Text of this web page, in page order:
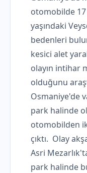
otomobilde 17
yaşındaki
bedenleri
kesici alet
olayın intihar
olduğunu
Osmaniye'de
park halinde
otomobilden
çıktı. Olay
Asri
park halinde